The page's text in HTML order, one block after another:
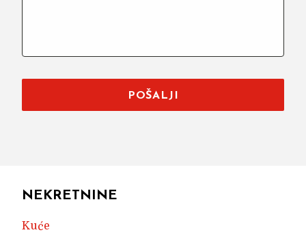
POŠALJI
NEKRETNINE
Kuće